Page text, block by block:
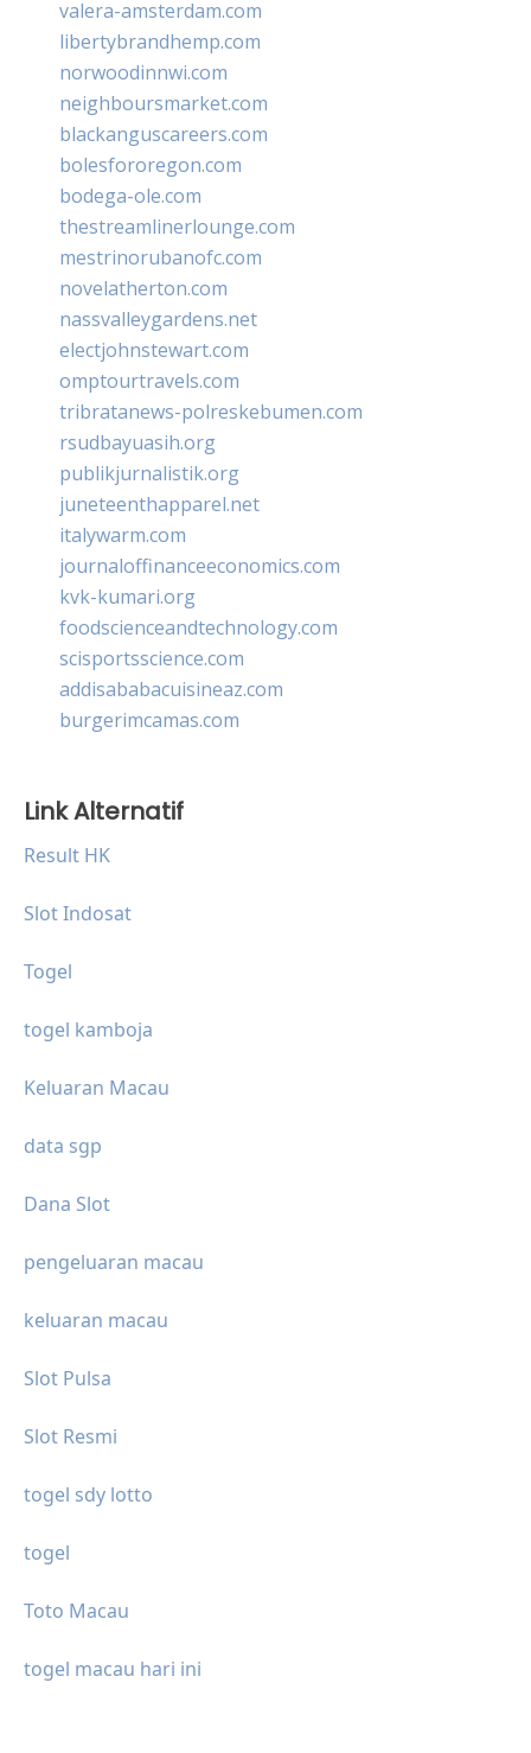
valera-amsterdam.com
libertybrandhemp.com
norwoodinnwi.com
neighboursmarket.com
blackanguscareers.com
bolesfororegon.com
bodega-ole.com
thestreamlinerlounge.com
mestrinorubanofc.com
novelatherton.com
nassvalleygardens.net
electjohnstewart.com
omptourtravels.com
tribratanews-polreskebumen.com
rsudbayuasih.org
publikjurnalistik.org
juneteenthapparel.net
italywarm.com
journaloffinanceeconomics.com
kvk-kumari.org
foodscienceandtechnology.com
scisportsscience.com
addisababacuisineaz.com
burgerimcamas.com
Link Alternatif
Result HK
Slot Indosat
Togel
togel kamboja
Keluaran Macau
data sgp
Dana Slot
pengeluaran macau
keluaran macau
Slot Pulsa
Slot Resmi
togel sdy lotto
togel
Toto Macau
togel macau hari ini